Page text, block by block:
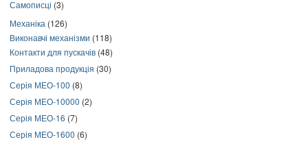
Самописці (3)
Механіка (126)
Виконавчі механізми (118)
Контакти для пускачів (48)
Приладова продукція (30)
Серія МЕО-100 (8)
Серія МЕО-10000 (2)
Серія МЕО-16 (7)
Серія МЕО-1600 (6)